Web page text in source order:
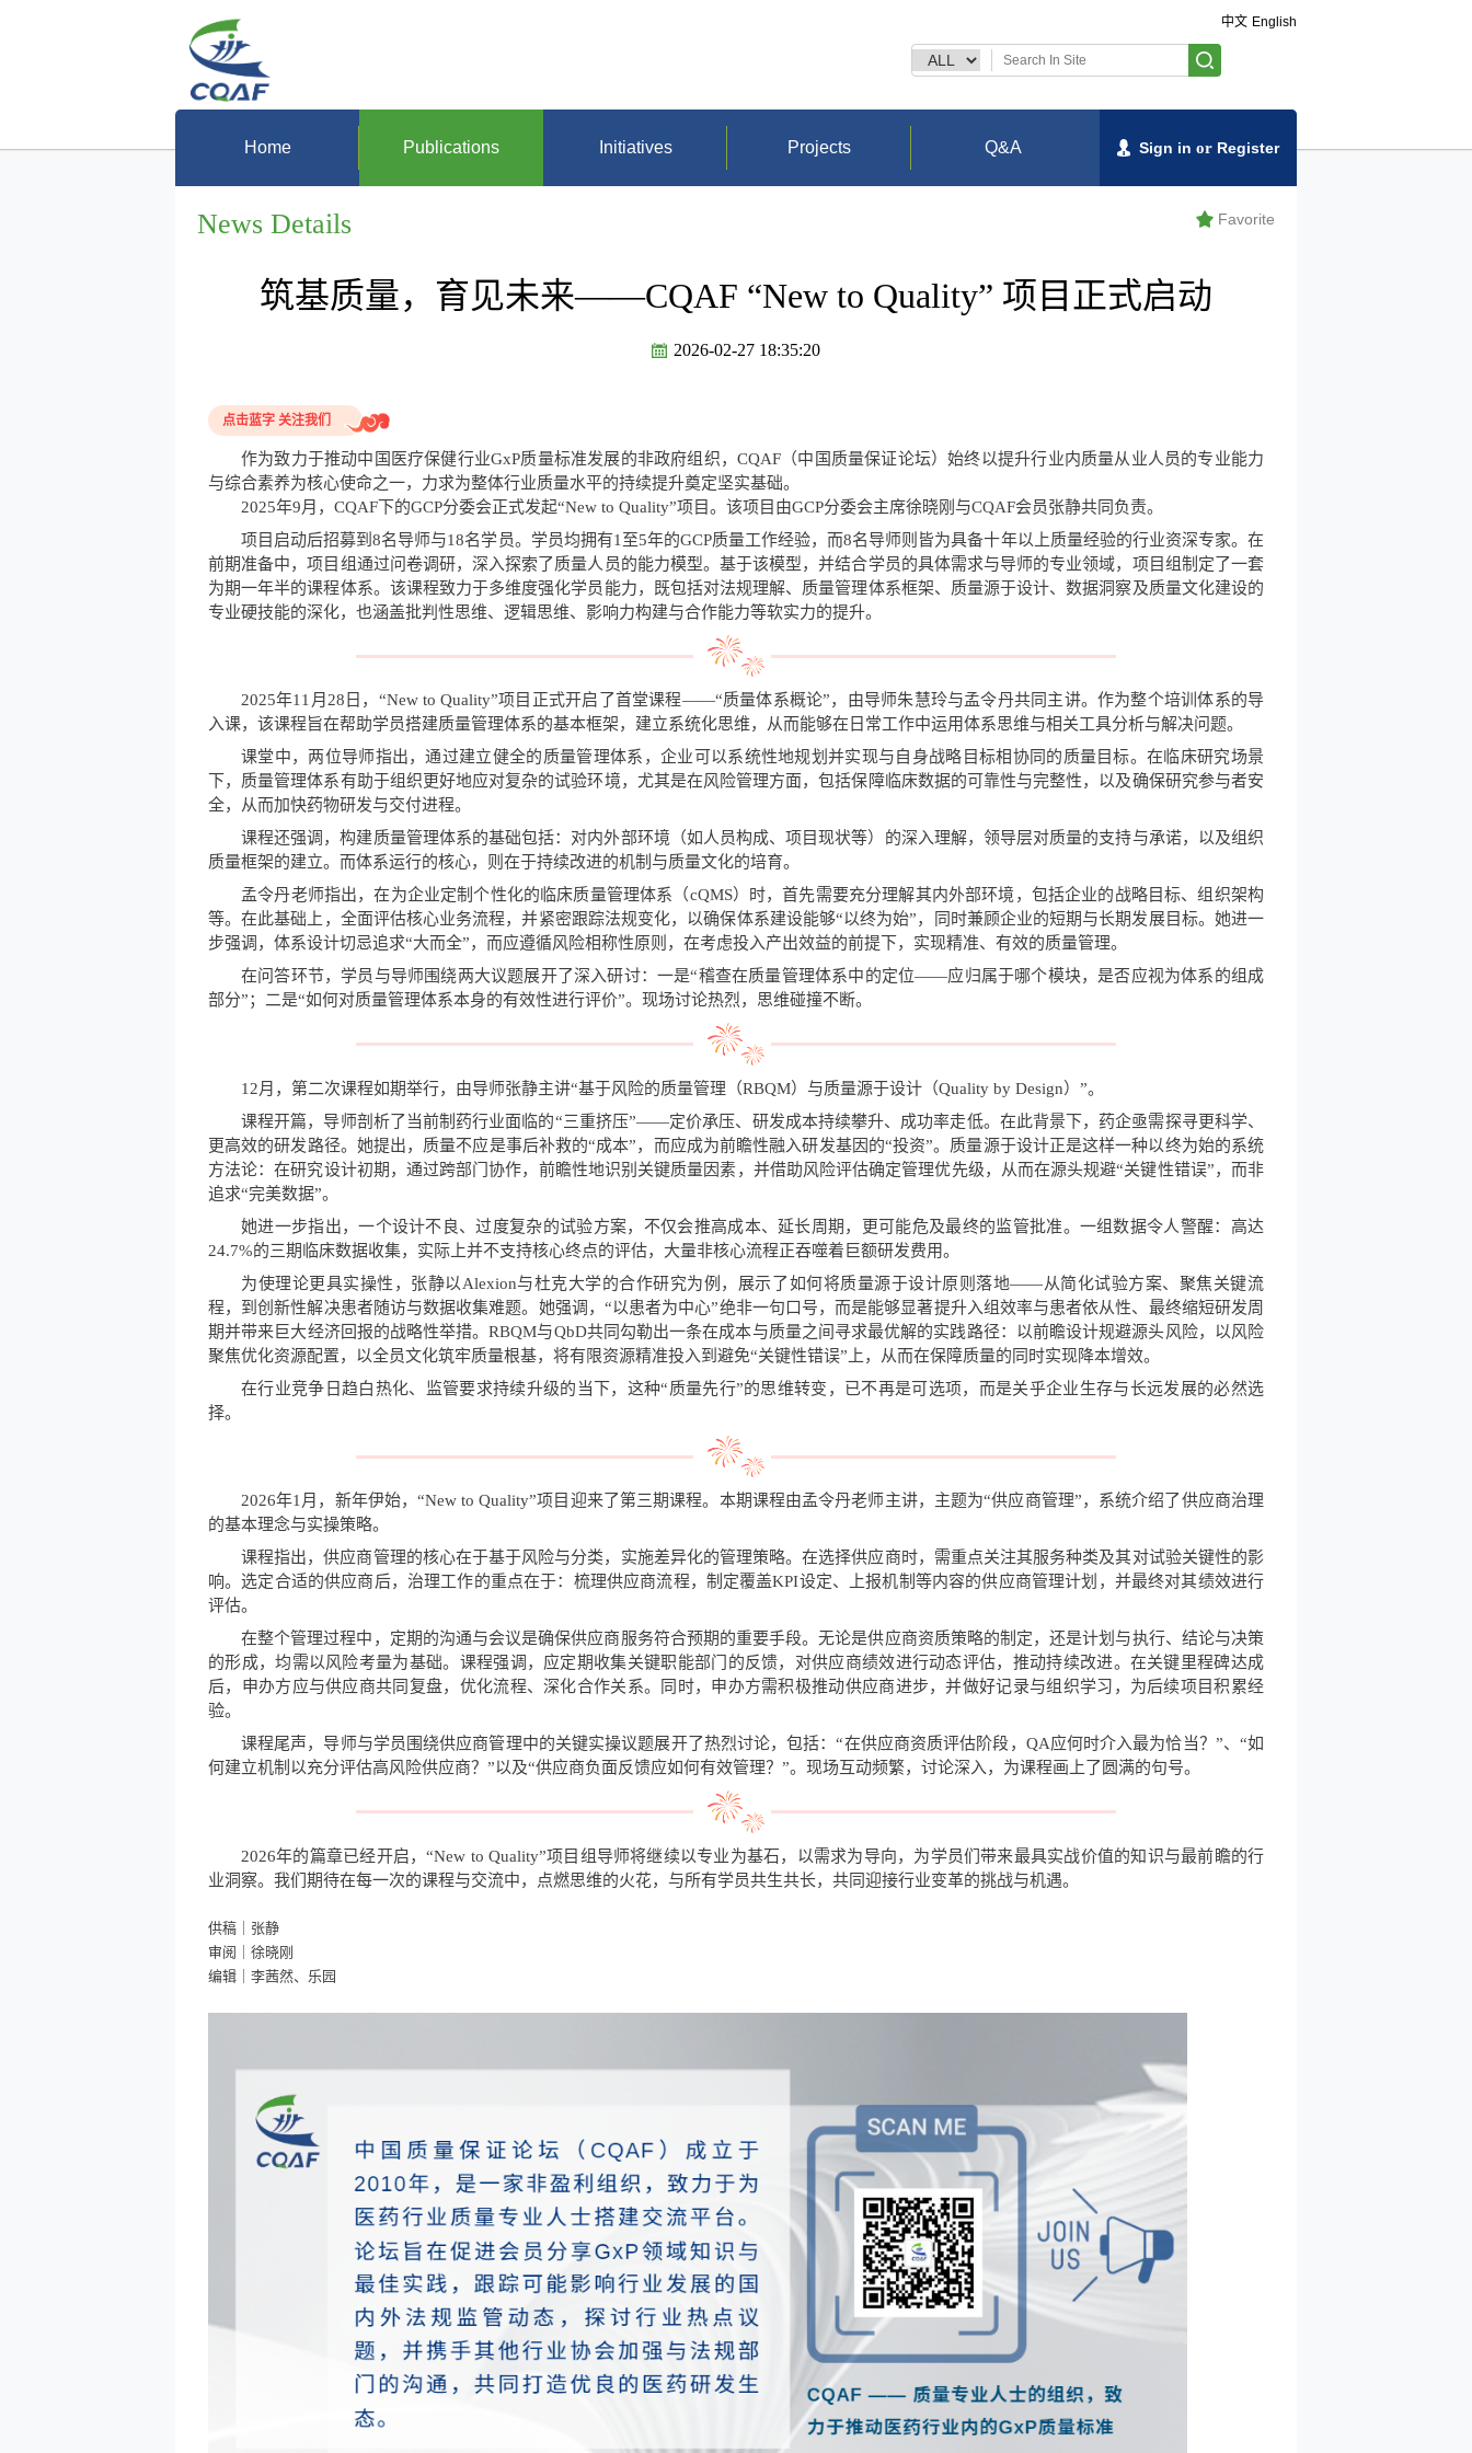
中文 English
Home Publications Initiatives Projects Q&A Sign in or Register
News Details Favorite
筑基质量，育见未来——CQAF “New to Quality” 项目正式启动
2026-02-27 18:35:20
点击蓝字 关注我们
作为致力于推动中国医疗保健行业GxP质量标准发展的非政府组织，CQAF（中国质量保证论坛）始终以提升行业内质量从业人员的专业能力
与综合素养为核心使命之一，力求为整体行业质量水平的持续提升奠定坚实基础。
2025年9月，CQAF下的GCP分委会正式发起“New to Quality”项目。该项目由GCP分委会主席徐晓刚与CQAF会员张静共同负责。
项目启动后招募到8名导师与18名学员。学员均拥有1至5年的GCP质量工作经验，而8名导师则皆为具备十年以上质量经验的行业资深专家。在
前期准备中，项目组通过问卷调研，深入探索了质量人员的能力模型。基于该模型，并结合学员的具体需求与导师的专业领域，项目组制定了一套
为期一年半的课程体系。该课程致力于多维度强化学员能力，既包括对法规理解、质量管理体系框架、质量源于设计、数据洞察及质量文化建设的
专业硬技能的深化，也涵盖批判性思维、逻辑思维、影响力构建与合作能力等软实力的提升。
2025年11月28日，“New to Quality”项目正式开启了首堂课程——“质量体系概论”，由导师朱慧玲与孟令丹共同主讲。作为整个培训体系的导
入课，该课程旨在帮助学员搭建质量管理体系的基本框架，建立系统化思维，从而能够在日常工作中运用体系思维与相关工具分析与解决问题。
课堂中，两位导师指出，通过建立健全的质量管理体系，企业可以系统性地规划并实现与自身战略目标相协同的质量目标。在临床研究场景
下，质量管理体系有助于组织更好地应对复杂的试验环境，尤其是在风险管理方面，包括保障临床数据的可靠性与完整性，以及确保研究参与者安
全，从而加快药物研发与交付进程。
课程还强调，构建质量管理体系的基础包括：对内外部环境（如人员构成、项目现状等）的深入理解，领导层对质量的支持与承诺，以及组织
质量框架的建立。而体系运行的核心，则在于持续改进的机制与质量文化的培育。
孟令丹老师指出，在为企业定制个性化的临床质量管理体系（cQMS）时，首先需要充分理解其内外部环境，包括企业的战略目标、组织架构
等。在此基础上，全面评估核心业务流程，并紧密跟踪法规变化，以确保体系建设能够“以终为始”，同时兼顾企业的短期与长期发展目标。她进一
步强调，体系设计切忌追求“大而全”，而应遵循风险相称性原则，在考虑投入产出效益的前提下，实现精准、有效的质量管理。
在问答环节，学员与导师围绕两大议题展开了深入研讨：一是“稽查在质量管理体系中的定位——应归属于哪个模块，是否应视为体系的组成
部分”；二是“如何对质量管理体系本身的有效性进行评价”。现场讨论热烈，思维碰撞不断。
12月，第二次课程如期举行，由导师张静主讲“基于风险的质量管理（RBQM）与质量源于设计（Quality by Design）”。
课程开篇，导师剖析了当前制药行业面临的“三重挤压”——定价承压、研发成本持续攀升、成功率走低。在此背景下，药企亟需探寻更科学、
更高效的研发路径。她提出，质量不应是事后补救的“成本”，而应成为前瞻性融入研发基因的“投资”。质量源于设计正是这样一种以终为始的系统
方法论：在研究设计初期，通过跨部门协作，前瞻性地识别关键质量因素，并借助风险评估确定管理优先级，从而在源头规避“关键性错误”，而非
追求“完美数据”。
她进一步指出，一个设计不良、过度复杂的试验方案，不仅会推高成本、延长周期，更可能危及最终的监管批准。一组数据令人警醒：高达
24.7%的三期临床数据收集，实际上并不支持核心终点的评估，大量非核心流程正吞噬着巨额研发费用。
为使理论更具实操性，张静以Alexion与杜克大学的合作研究为例，展示了如何将质量源于设计原则落地——从简化试验方案、聚焦关键流
程，到创新性解决患者随访与数据收集难题。她强调，“以患者为中心”绝非一句口号，而是能够显著提升入组效率与患者依从性、最终缩短研发周
期并带来巨大经济回报的战略性举措。RBQM与QbD共同勾勒出一条在成本与质量之间寻求最优解的实践路径：以前瞻设计规避源头风险，以风险
聚焦优化资源配置，以全员文化筑牢质量根基，将有限资源精准投入到避免“关键性错误”上，从而在保障质量的同时实现降本增效。
在行业竞争日趋白热化、监管要求持续升级的当下，这种“质量先行”的思维转变，已不再是可选项，而是关乎企业生存与长远发展的必然选
择。
2026年1月，新年伊始，“New to Quality”项目迎来了第三期课程。本期课程由孟令丹老师主讲，主题为“供应商管理”，系统介绍了供应商治理
的基本理念与实操策略。
课程指出，供应商管理的核心在于基于风险与分类，实施差异化的管理策略。在选择供应商时，需重点关注其服务种类及其对试验关键性的影
响。选定合适的供应商后，治理工作的重点在于：梳理供应商流程，制定覆盖KPI设定、上报机制等内容的供应商管理计划，并最终对其绩效进行
评估。
在整个管理过程中，定期的沟通与会议是确保供应商服务符合预期的重要手段。无论是供应商资质策略的制定，还是计划与执行、结论与决策
的形成，均需以风险考量为基础。课程强调，应定期收集关键职能部门的反馈，对供应商绩效进行动态评估，推动持续改进。在关键里程碑达成
后，申办方应与供应商共同复盘，优化流程、深化合作关系。同时，申办方需积极推动供应商进步，并做好记录与组织学习，为后续项目积累经
验。
课程尾声，导师与学员围绕供应商管理中的关键实操议题展开了热烈讨论，包括：“在供应商资质评估阶段，QA应何时介入最为恰当？”、“如
何建立机制以充分评估高风险供应商？”以及“供应商负面反馈应如何有效管理？”。现场互动频繁，讨论深入，为课程画上了圆满的句号。
2026年的篇章已经开启，“New to Quality”项目组导师将继续以专业为基石，以需求为导向，为学员们带来最具实战价值的知识与最前瞻的行
业洞察。我们期待在每一次的课程与交流中，点燃思维的火花，与所有学员共生共长，共同迎接行业变革的挑战与机遇。
供稿｜张静
审阅｜徐晓刚
编辑｜李茜然、乐园